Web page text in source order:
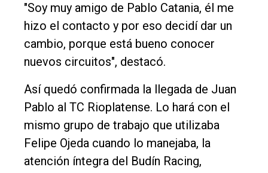
"Soy muy amigo de Pablo Catania, él me
hizo el contacto y por eso decidí dar un
cambio, porque está bueno conocer
nuevos circuitos", destacó.
Así quedó confirmada la llegada de Juan
Pablo al TC Rioplatense. Lo hará con el
mismo grupo de trabajo que utilizaba
Felipe Ojeda cuando lo manejaba, la
atención íntegra del Budín Racing,